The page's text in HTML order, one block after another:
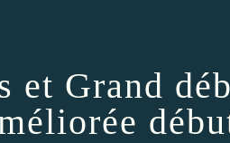
et Grand